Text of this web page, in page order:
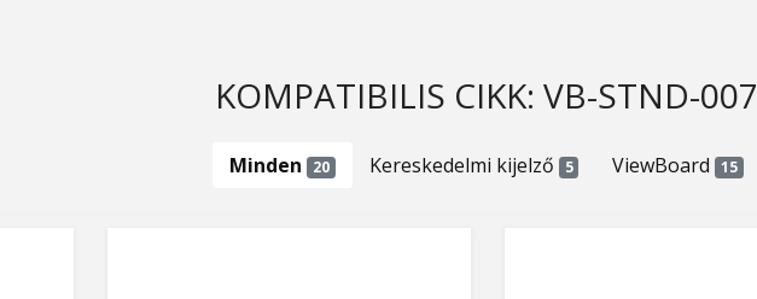
KOMPATIBILIS CIKK: VB-STND-007
Minden 20 Kereskedelmi kijelző 5 ViewBoard 15